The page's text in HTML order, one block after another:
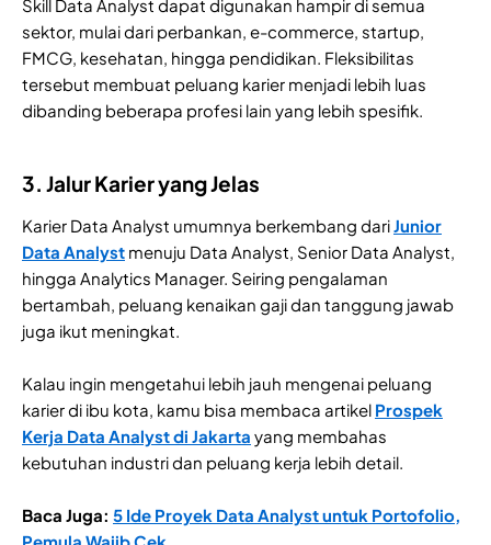
Skill Data Analyst dapat digunakan hampir di semua
sektor, mulai dari perbankan, e-commerce, startup,
FMCG, kesehatan, hingga pendidikan. Fleksibilitas
tersebut membuat peluang karier menjadi lebih luas
dibanding beberapa profesi lain yang lebih spesifik.
3. Jalur Karier yang Jelas
Karier Data Analyst umumnya berkembang dariJunior
Data Analyst menuju Data Analyst, Senior Data Analyst,
hingga Analytics Manager. Seiring pengalaman
bertambah, peluang kenaikan gaji dan tanggung jawab
juga ikut meningkat.
Kalau ingin mengetahui lebih jauh mengenai peluang
karier di ibu kota, kamu bisa membaca artikel Prospek
Kerja Data Analyst di Jakarta yang membahas
kebutuhan industri dan peluang kerja lebih detail.
Baca Juga: 5 Ide Proyek Data Analyst untuk Portofolio,